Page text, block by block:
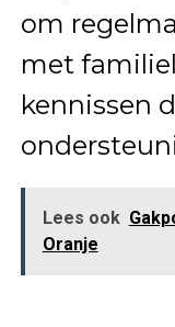
om
met
kennissen
Lees ook
Oranje